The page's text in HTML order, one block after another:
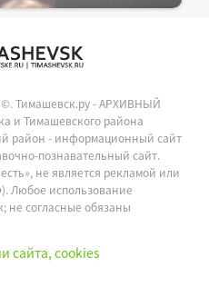
©.Тимашевск.ру - АРХИВНЫЙ
и Тимашевского района
район - информационный сайт
познавательный сайт.
не является рекламой или
Любое использование
не согласные обязаны
сайта, cookies